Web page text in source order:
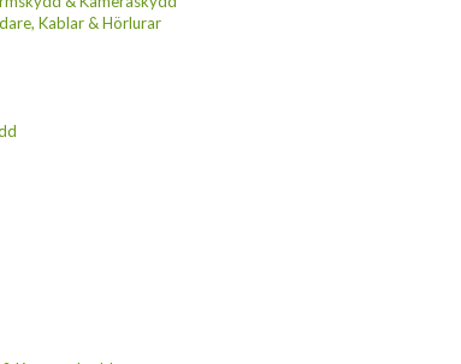
Kablar & Hörlurar